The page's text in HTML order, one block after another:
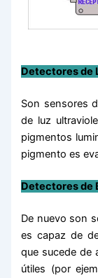
Detectores de
Son sensores
de luz
pigmentos
pigmento es
Detectores de
De nuevo son
es capaz de
que sucede de
útiles (por